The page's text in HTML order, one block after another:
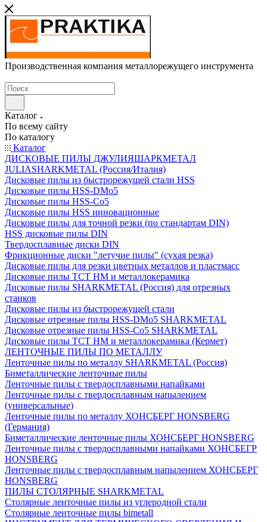
Производственная компания металлорежущего инструмента
Каталог
По всему сайту
По каталогу
Каталог
ДИСКОВЫЕ ПИЛЫ ДЖУЛИЯШАРКМЕТАЛ
JULIASHARKMETAL (Россия/Италия)
Дисковые пилы из быстрорежущей стали HSS
Дисковые пилы HSS-DMo5
Дисковые пилы HSS-Co5
Дисковые пилы HSS инновационные
Дисковые пилы для точной резки (по стандартам DIN)
HSS дисковые пилы DIN
Твердосплавные диски DIN
Фрикционные диски "летучие пилы" (сухая резка)
Дисковые пилы для резки цветных металлов и пластмасс
Дисковые пилы ТСТ НМ и металлокерамика
Дисковые пилы SHARKMETAL (Россия) для отрезных
станков
Дисковые пилы из быстрорежущей стали
Дисковые отрезные пилы HSS-DMo5 SHARKMETAL
Дисковые отрезные пилы HSS-Co5 SHARKMETAL
Дисковые пилы ТСТ НМ и металлокерамика (Кермет)
ЛЕНТОЧНЫЕ ПИЛЫ ПО МЕТАЛЛУ
Ленточные пилы по металлу SHARKMETAL (Россия)
Биметаллические ленточные пилы
Ленточные пилы с твердосплавными напайками
Ленточные пилы с твердосплавным напылением
(универсальные)
Ленточные пилы по металлу ХОНСБЕРГ HONSBERG
(Германия)
Биметаллические ленточные пилы ХОНСБЕРГ HONSBERG
Ленточные пилы с твердосплавными напайками ХОНСБЕГР
HONSBERG
Ленточные пилы с твердосплавным напылением ХОНСБЕРГ
HONSBERG
ПИЛЫ СТОЛЯРНЫЕ SHARKMETAL
Столярные ленточные пилы из углеродной стали
Столярные ленточные пилы bimetall